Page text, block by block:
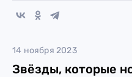
14 ноября 2023
Звёзды, которые